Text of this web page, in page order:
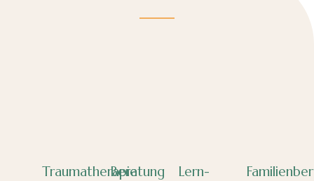
TraumatherapieBeratung
Lern-